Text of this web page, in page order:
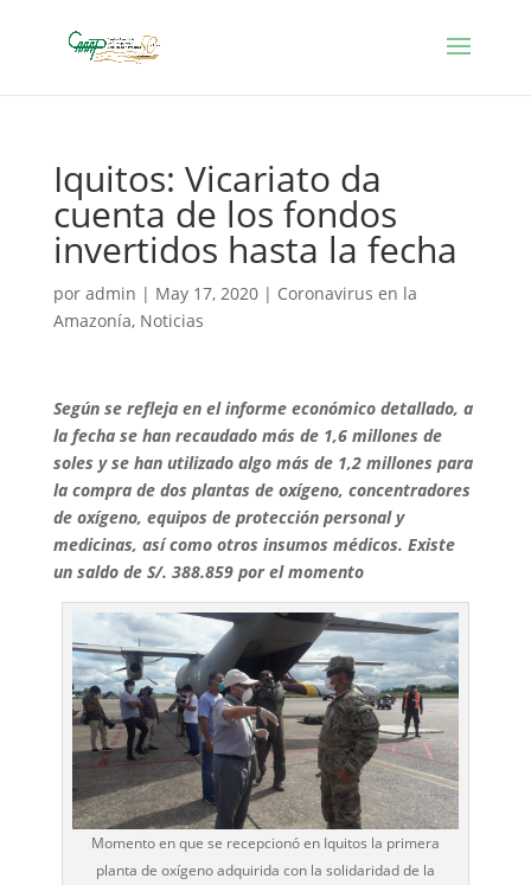
Iquitos: Vicariato da
cuenta de los fondos
invertidos hasta la fecha
por admin | May 17, 2020| Coronavirus en la
Amazonía, Noticias
Según se refleja en el informe económico detallado, a
la fecha se han recaudado más de 1,6 millones de
soles y se han utilizado algo más de 1,2 millones para
la compra de dos plantas de oxígeno, concentradores
de oxígeno, equipos de protección personal y
medicinas, así como otros insumos médicos. Existe
un saldo de S/. 388.859 por el momento
Momento en que se recepcionó en Iquitos la primera
planta de oxígeno adquirida con la solidaridad de la